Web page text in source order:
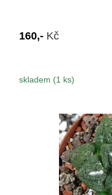
160,- Kč
skladem (1 ks)